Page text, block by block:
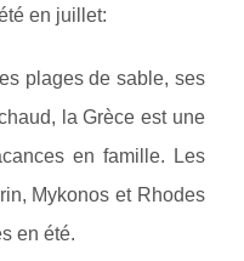
en juillet:
plages de sable, ses
la Grèce est une
en famille. Les
Mykonos et Rhodes
en été.